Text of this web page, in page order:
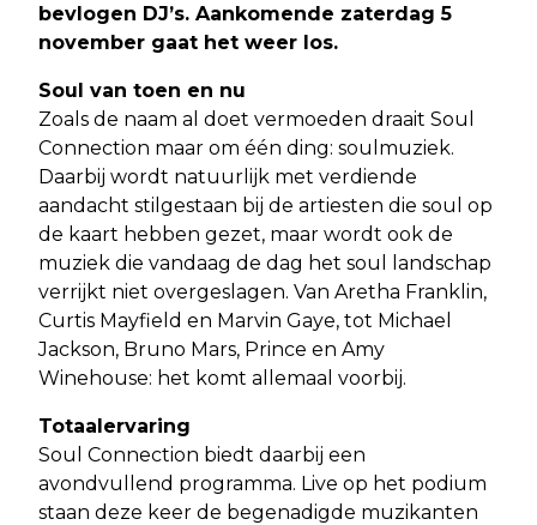
bevlogen DJ’s. Aankomende zaterdag 5
november gaat het weer los.
Soul van toen en nu
Zoals de naam al doet vermoeden draait Soul
Connection maar om één ding: soulmuziek.
Daarbij wordt natuurlijk met verdiende
aandacht stilgestaan bij de artiesten die soul op
de kaart hebben gezet, maar wordt ook de
muziek die vandaag de dag het soul landschap
verrijkt niet overgeslagen. Van Aretha Franklin,
Curtis Mayfield en Marvin Gaye, tot Michael
Jackson, Bruno Mars, Prince en Amy
Winehouse: het komt allemaal voorbij.
Totaalervaring
Soul Connection biedt daarbij een
avondvullend programma. Live op het podium
staan deze keer de begenadigde muzikanten